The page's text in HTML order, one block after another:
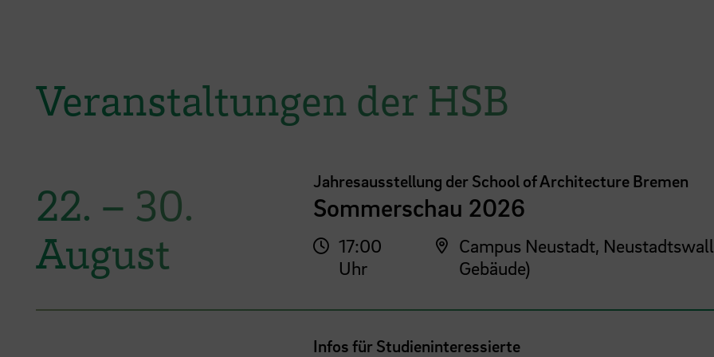
Veranstaltungen der HSB
22. – 30.
August
Jahresausstellung der School of Architecture Bremen
Sommerschau 2026
17:00
Uhr
Campus Neustadt,
Gebäude)
Infos für Studieninteressierte